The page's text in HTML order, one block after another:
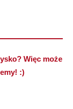
Więc może
:)